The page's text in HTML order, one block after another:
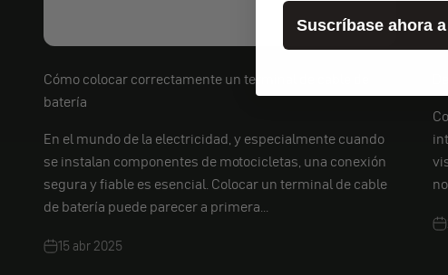
Cómo colocar correctamente un terminal de cable de
batería
En el mundo de la electricidad, y especialmente cuando
se instalan componentes de motocicletas, una conexión
segura y fiable es esencial. Colocar un terminal de cable
de batería puede parecer a primera...
15 abr 2025
Suscríbase ahora